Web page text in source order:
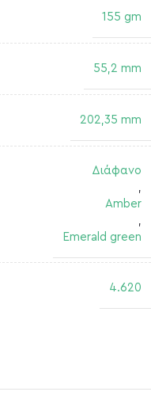
155 gm
55,2 mm
202,35 mm
Διάφανο
Amber
Emerald green
4.620